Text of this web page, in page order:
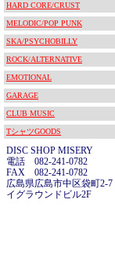
HARD CORE/CRUST
MELODIC/POP PUNK
SKA/PSYCHOBILLY
ROCK/ALTERNATIVE
EMOTIONAL
GARAGE
CLUB MUSIC
TシャツGOODS
DISC SHOP MISERY
電話 082-241-0782
FAX 082-241-0782
広島県広島市中区袋町2-7
イグラウンドビル2F